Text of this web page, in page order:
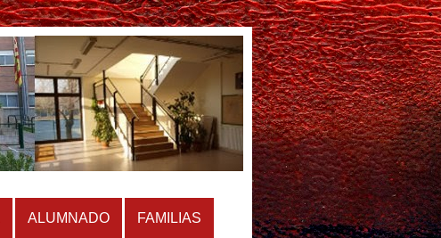
ALUMNADO FAMILIAS